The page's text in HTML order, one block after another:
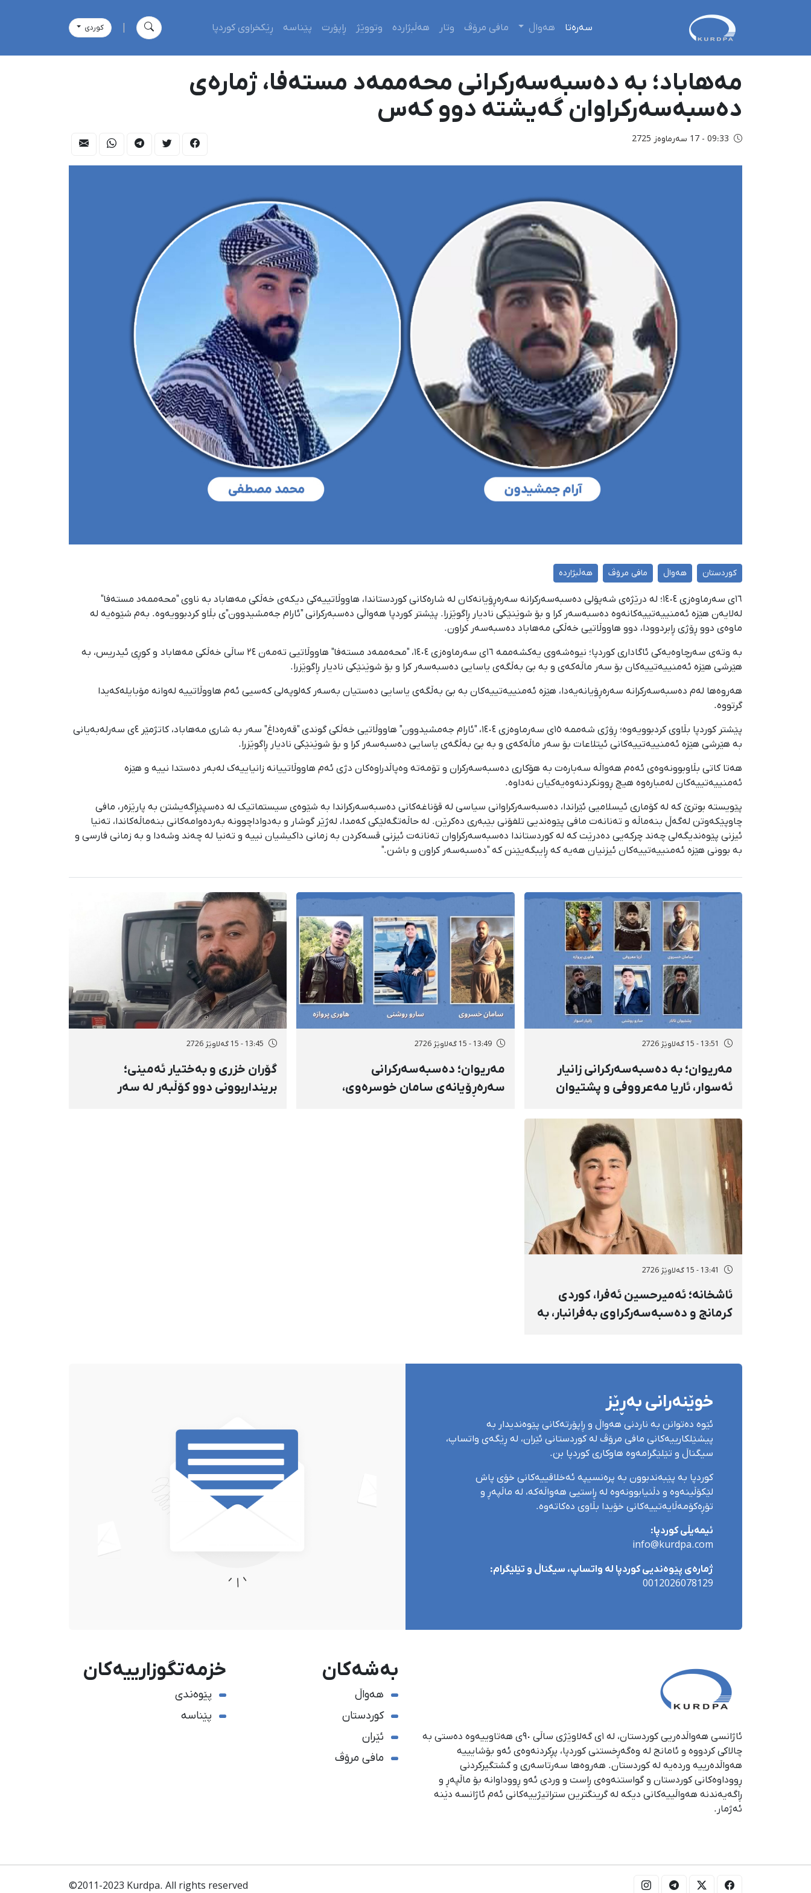
سەرەتا هەواڵ مافی مرۆڤ وتار هەڵبژاردە وتووێژ ڕاپۆرت پێناسە ڕێکخراوی کوردپا كوردی
مەهاباد؛ بە دەسبەسەرکرانی محەممەد مستەفا، ژمارەی
دەسبەسەرکراوان گەیشتە دوو کەس
09:33 - 17 سەرماوەز 2725
کوردستان هەواڵ مافی مرۆڤ هەڵبژاردە
١٦ی سەرماوەزی ١٤٠٤؛ لە درێژەی شەپۆلی دەسبەسەرکرانە سەرەڕۆیانەکان لە شارەکانی کوردستاندا، هاووڵاتییەکی دیکەی خەڵکی مەهاباد بە ناوی "محەممەد مستەفا"
لەلایەن هێزە ئەمنییەتییەکانەوە دەسبەسەر کرا و بۆ شوێنێکی نادیار ڕاگوێزرا. پێشتر کوردپا هەواڵی دەسبەرکرانی "ئارام جەمشیدوون"ی بڵاو کردبوویەوە. بەم شێوەیە لە
ماوەی دوو ڕۆژی ڕابردوودا، دوو هاووڵاتیی خەڵکی مەهاباد دەسبەسەر کراون.
بە وتەی سەرچاوەیەکی ئاگاداری کوردپا؛ نیوەشەوی یەکشەممە ١٦ی سەرماوەزی ١٤٠٤، "محەممەد مستەفا" هاووڵاتیی تەمەن ٢٤ ساڵی خەڵکی مەهاباد و کوڕی ئیدریس، بە
هێرشی هێزە ئەمنییەتییەکان بۆ سەر ماڵەکەی و بە بێ بەڵگەی یاسایی دەسبەسەر کرا و بۆ شوێنێکی نادیار ڕاگوێزرا.
هەروەها لەم دەسبەسەرکرانە سەرەڕۆیانەیەدا، هێزە ئەمنییەتییەکان بە بێ بەڵگەی یاسایی دەستیان بەسەر کەلوپەلی کەسیی ئەم هاووڵاتییە لەوانە مۆبایلەکەیدا
گرتووە.
پێشتر کوردپا بڵاوی کردبوویەوە؛ ڕۆژی شەممە ١٥ی سەرماوەزی ١٤٠٤، "ئارام جەمشیدوون" هاووڵاتیی خەڵکی گوندی "قەرەداغ" سەر بە شاری مەهاباد، کاتژمێر ٤ی سەرلەبەیانی
بە هێرشی هێزە ئەمنییەتییەکانی ئیتلاعات بۆ سەر ماڵەکەی و بە بێ بەڵگەی یاسایی دەسبەسەر کرا و بۆ شوێنێکی نادیار ڕاگوێزرا.
هەتا کاتی بڵاوبوونەوەی ئەەم هەواڵە سەبارەت بە هۆکاری دەسبەسەرکران و تۆمەتە وەپاڵدراوەکان دژی ئەم هاووڵاتییانە زانیاییەک لەبەر دەستدا نییە و هێزە
ئەمنییەتییەکان لەمبارەوە هیچ ڕوونکردنەوەیەکیان نەداوە.
پێویستە بوترێ کە لە کۆماری ئیسلامیی ئێراندا، دەسبەسەرکراوانی سیاسی لە قۆناغەکانی دەسبەسەرکراندا بە شێوەی سیستماتیک لە دەسپێڕاگەیشتن بە پارێزەر، مافی
چاوپێکەوتن لەگەڵ بنەماڵە و تەنانەت مافی پێوەندیی تلفۆنی بێبەری دەکرێن. لە حاڵەتگەلێکی کەمدا، لەژێر گوشار و بەدواداچوونە بەردەوامەکانی بنەماڵەکاندا، تەنیا
ئیزنی پێوەندیگەلی چەند چرکەیی دەدرێت کە لە کوردستاندا دەسبەسەرکراوان تەنانەت ئیزنی قسەکردن بە زمانی داکیشیان نییە و تەنیا لە چەند وشەدا و بە زمانی فارسی و
بە بوونی هێزە ئەمنییەتییەکان ئیزنیان هەیە کە ڕایبگەیێنن کە "دەسبەسەر کراون و باشن."
13:51 - 15 گەلاوێژ 2726
مەریوان؛ بە دەسبەسەرکرانی زانیار
ئەسوار، ئاریا مەعرووفی و پشتیوان
سەرەڕۆیانە لە ئاوایی «نێ» بۆ شەش
کەس زیادی کرد
13:49 - 15 گەلاوێژ 2726
مەریوان؛ دەسبەسەرکرانی
سەرەڕۆیانەی سامان خوسرەوی،
13:45 - 15 گەلاوێژ 2726
گۆران خزری و بەختیار ئەمینی؛
برینداربوونی دوو کۆڵبەر لە سەر
13:41 - 15 گەلاوێژ 2726
ئاشخانە؛ ئەمیرحسین ئەفرا، کوردی
کرمانج و دەسبەسەرکراوی بەفرانبار، بە
خوێنەرانی بەڕێز
ئێوە دەتوانن بە ناردنی هەواڵ و ڕاپۆرتەکانی پێوەندیدار بە
پیشێلکارییەکانی مافی مرۆڤ لە کوردستانی ئێران، لە ڕێگەی واتساپ،
سیگناڵ و تێلێگرامەوە هاوکاری کوردپا بن.
کوردپا بە پێبەندبوون بە پرەنسیپە ئەخلاقییەکانی خۆی پاش
لێکۆڵینەوە و دڵنیابوونەوە لە ڕاستیی هەواڵەکە، لە ماڵپەڕ و
تۆڕەکۆمەڵایەتییەکانی خۆیدا بڵاوی دەکاتەوە.
ئیمەیڵی کوردپا:
info@kurdpa.com
ژمارەی پێوەندیی کوردپا لە واتساپ، سیگناڵ و تێلێگرام:
0012026078129
ئاژانسی هەواڵدەریی کوردستان، لە ١ی گەلاوێژی ساڵی ٩٠ی هەتاوییەوە دەستی بە
چالاکی کردووە و ئامانج لە وەگەڕخستنی كوردپا، پڕكردنەوەی ئەو بۆشایییە
هەواڵدەرییە وردەیە لە كوردستان. هەروەها سەرتاسەری و گشتگیركردنی
ڕووداوەكانی كوردستان و گواستنەوەی ڕاست و وردی ئەو ڕووداوانە بۆ ماڵپەڕ و
ڕاگەیەندنە هەواڵییەكانی دیكە لە گرینگترین ستراتیژییەكانی ئەم ئاژانسە دێنە
ئەژمار.
بەشەکان
هەواڵ
کوردستان
ئێران
مافی مرۆڤ
خزمەتگوزارییەکان
پێوەندی
پێناسە
©2011-2023 Kurdpa. All rights reserved